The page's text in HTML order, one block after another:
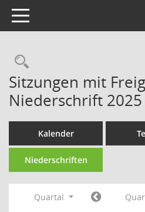
Toggle navigation
Sitzungen mit
Niederschrift 2025
Kalender
Niederschriften
Quartal